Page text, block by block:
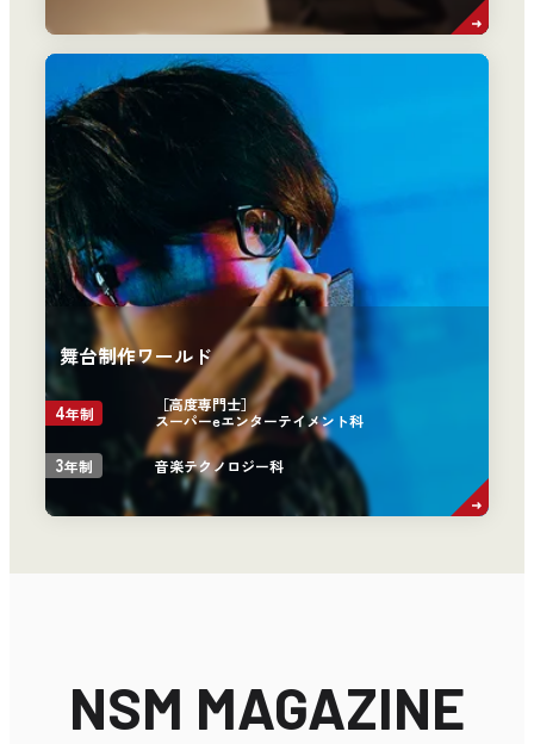
舞台制作ワールド
4年制
［高度専門士］
スーパーeエンターテイメント科
3年制 音楽テクノロジー科
NSM MAGAZINE